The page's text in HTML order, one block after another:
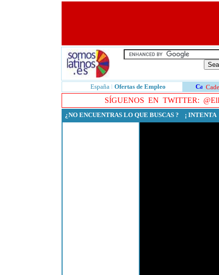
España l Ofertas de Empleo
SÍGUENOS EN TWITTER:
¿NO ENCUENTRAS LO QUE BUSCAS ? ¡